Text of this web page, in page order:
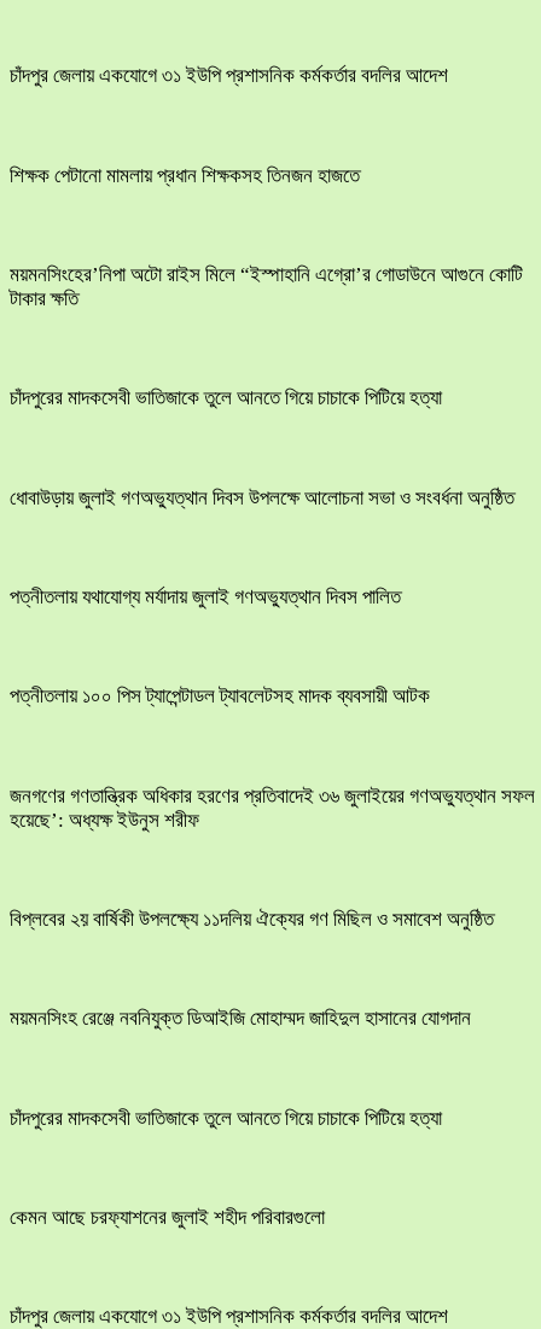
চাঁদপুর জেলায় একযোগে ৩১ ইউপি প্রশাসনিক কর্মকর্তার বদলির আদেশ
শিক্ষক পেটানো মামলায় প্রধান শিক্ষকসহ তিনজন হাজতে
ময়মনসিংহের’নিপা অটো রাইস মিলে “ইস্পাহানি এগ্রো’র গোডাউনে আগুনে কোটি
টাকার ক্ষতি
চাঁদপুরের মাদকসেবী ভাতিজাকে তুলে আনতে গিয়ে চাচাকে পিটিয়ে হত্যা
ধোবাউড়ায় জুলাই গণঅভ্যুত্থান দিবস উপলক্ষে আলোচনা সভা ও সংবর্ধনা অনুষ্ঠিত
পত্নীতলায় যথাযোগ্য মর্যাদায় জুলাই গণঅভ্যুত্থান দিবস পালিত
পত্নীতলায় ১০০ পিস ট্যাপেন্টাডল ট্যাবলেটসহ মাদক ব্যবসায়ী আটক
জনগণের গণতান্ত্রিক অধিকার হরণের প্রতিবাদেই ৩৬ জুলাইয়ের গণঅভ্যুত্থান সফল
হয়েছে’: অধ্যক্ষ ইউনুস শরীফ
বিপ্লবের ২য় বার্ষিকী উপলক্ষ্যে ১১দলিয় ঐক্যের গণ মিছিল ও সমাবেশ অনুষ্ঠিত
ময়মনসিংহ রেঞ্জে নবনিযুক্ত ডিআইজি মোহাম্মদ জাহিদুল হাসানের যোগদান
চাঁদপুরের মাদকসেবী ভাতিজাকে তুলে আনতে গিয়ে চাচাকে পিটিয়ে হত্যা
কেমন আছে চরফ্যাশনের জুলাই শহীদ পরিবারগুলো
চাঁদপুর জেলায় একযোগে ৩১ ইউপি প্রশাসনিক কর্মকর্তার বদলির আদেশ